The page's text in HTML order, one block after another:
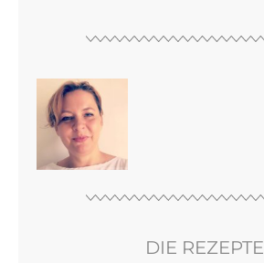
DIE REZEPTE